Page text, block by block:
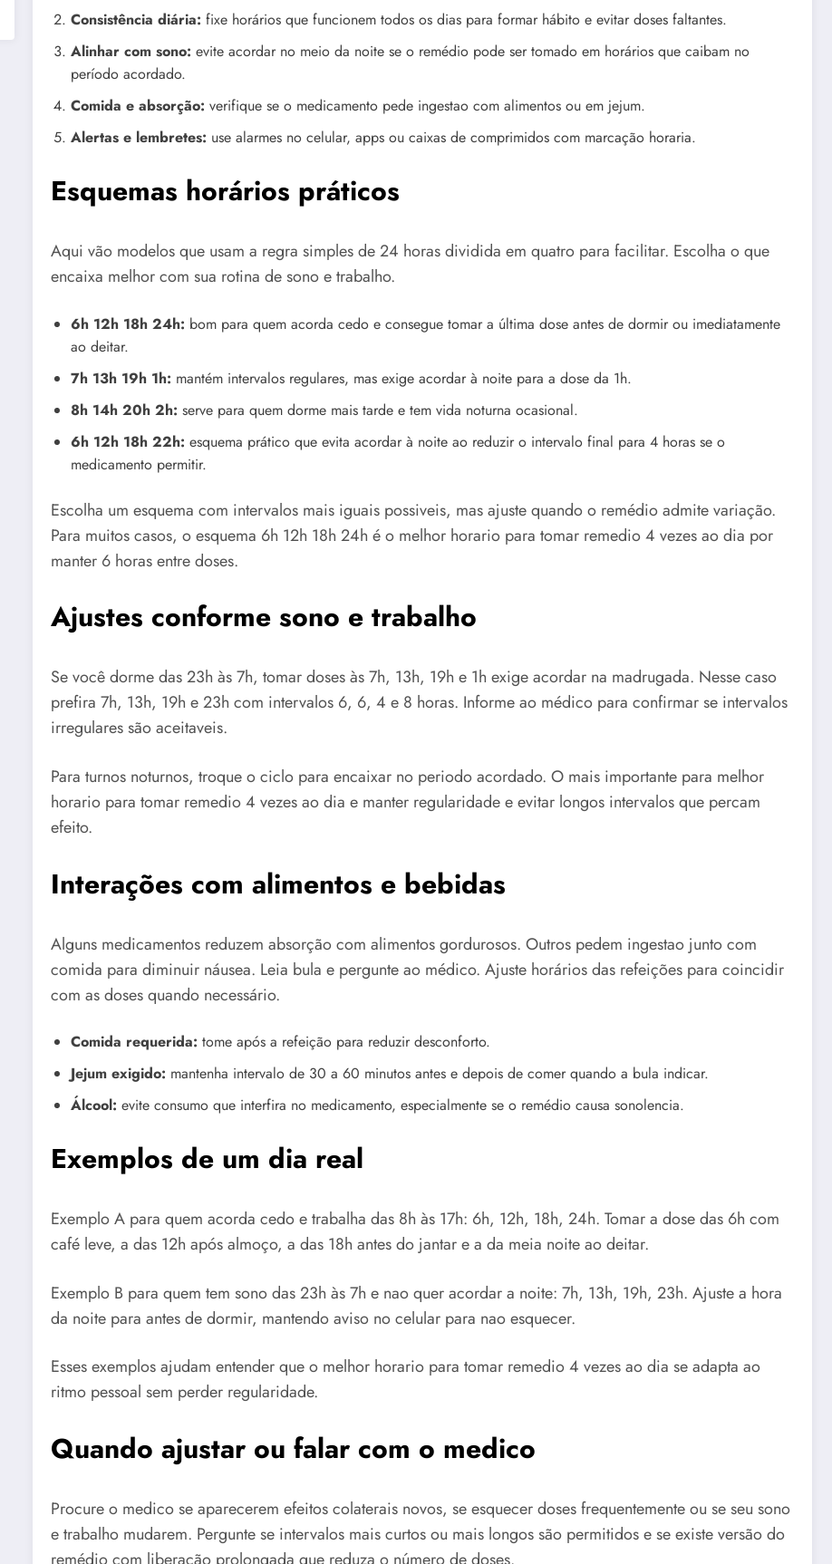
Consistência diária: fixe horários que funcionem todos os dias para formar hábito e evitar doses faltantes.
Alinhar com sono: evite acordar no meio da noite se o remédio pode ser tomado em horários que caibam no
período acordado.
Comida e absorção: verifique se o medicamento pede ingestao com alimentos ou em jejum.
Alertas e lembretes: use alarmes no celular, apps ou caixas de comprimidos com marcação horaria.
Esquemas horários práticos
Aqui vão modelos que usam a regra simples de 24 horas dividida em quatro para facilitar. Escolha o que
encaixa melhor com sua rotina de sono e trabalho.
6h 12h 18h 24h: bom para quem acorda cedo e consegue tomar a última dose antes de dormir ou imediatamente
ao deitar.
7h 13h 19h 1h: mantém intervalos regulares, mas exige acordar à noite para a dose da 1h.
8h 14h 20h 2h: serve para quem dorme mais tarde e tem vida noturna ocasional.
6h 12h 18h 22h: esquema prático que evita acordar à noite ao reduzir o intervalo final para 4 horas se o
medicamento permitir.
Escolha um esquema com intervalos mais iguais possiveis, mas ajuste quando o remédio admite variação.
Para muitos casos, o esquema 6h 12h 18h 24h é o melhor horario para tomar remedio 4 vezes ao dia por
manter 6 horas entre doses.
Ajustes conforme sono e trabalho
Se você dorme das 23h às 7h, tomar doses às 7h, 13h, 19h e 1h exige acordar na madrugada. Nesse caso
prefira 7h, 13h, 19h e 23h com intervalos 6, 6, 4 e 8 horas. Informe ao médico para confirmar se intervalos
irregulares são aceitaveis.
Para turnos noturnos, troque o ciclo para encaixar no periodo acordado. O mais importante para melhor
horario para tomar remedio 4 vezes ao dia e manter regularidade e evitar longos intervalos que percam
efeito.
Interações com alimentos e bebidas
Alguns medicamentos reduzem absorção com alimentos gordurosos. Outros pedem ingestao junto com
comida para diminuir náusea. Leia bula e pergunte ao médico. Ajuste horários das refeições para coincidir
com as doses quando necessário.
Comida requerida: tome após a refeição para reduzir desconforto.
Jejum exigido: mantenha intervalo de 30 a 60 minutos antes e depois de comer quando a bula indicar.
Álcool: evite consumo que interfira no medicamento, especialmente se o remédio causa sonolencia.
Exemplos de um dia real
Exemplo A para quem acorda cedo e trabalha das 8h às 17h: 6h, 12h, 18h, 24h. Tomar a dose das 6h com
café leve, a das 12h após almoço, a das 18h antes do jantar e a da meia noite ao deitar.
Exemplo B para quem tem sono das 23h às 7h e nao quer acordar a noite: 7h, 13h, 19h, 23h. Ajuste a hora
da noite para antes de dormir, mantendo aviso no celular para nao esquecer.
Esses exemplos ajudam entender que o melhor horario para tomar remedio 4 vezes ao dia se adapta ao
ritmo pessoal sem perder regularidade.
Quando ajustar ou falar com o medico
Procure o medico se aparecerem efeitos colaterais novos, se esquecer doses frequentemente ou se seu sono
e trabalho mudarem. Pergunte se intervalos mais curtos ou mais longos são permitidos e se existe versão do